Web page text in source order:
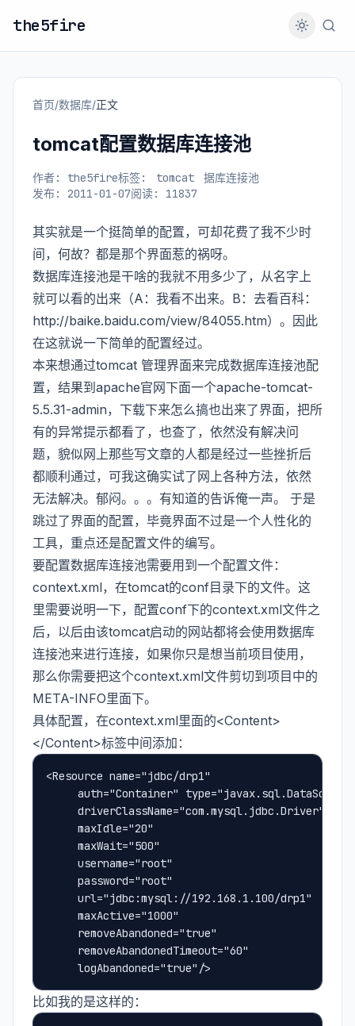
the5fire
首页/数据库/正文
tomcat配置数据库连接池
作者: the5fire标签: tomcat
据库连接池
发布: 2011-01-07阅读: 11837
其实就是一个挺简单的配置，可却花费了我不少时
间，何故？都是那个界面惹的祸呀。
数据库连接池是干啥的我就不用多少了，从名字上
就可以看的出来（A：我看不出来。B：去看百科：
http://baike.baidu.com/view/84055.htm）。因此
在这就说一下简单的配置经过。
本来想通过tomcat 管理界面来完成数据库连接池配
置，结果到apache官网下面一个apache-tomcat-
5.5.31-admin，下载下来怎么搞也出来了界面，把所
有的异常提示都看了，也查了，依然没有解决问
题，貌似网上那些写文章的人都是经过一些挫折后
都顺利通过，可我这确实试了网上各种方法，依然
无法解决。郁闷。。。有知道的告诉俺一声。 于是
跳过了界面的配置，毕竟界面不过是一个人性化的
工具，重点还是配置文件的编写。
要配置数据库连接池需要用到一个配置文件：
context.xml，在tomcat的conf目录下的文件。这
里需要说明一下，配置conf下的context.xml文件之
后，以后由该tomcat启动的网站都将会使用数据库
连接池来进行连接，如果你只是想当前项目使用，
那么你需要把这个context.xml文件剪切到项目中的
META-INFO里面下。
具体配置，在context.xml里面的<Content>
</Content>标签中间添加：
<Resource name="jdbc/drp1"
auth="Container"
     driverClassName="com.mysql.jdbc.Driver"
     maxIdle="20"
     maxWait="500"
     username="root"
     password="root"
     url="jdbc:mysql://192.168.1.100/drp1"
     maxActive="1000"
     removeAbandoned="true"
     removeAbandonedTimeout="60"
比如我的是这样的：